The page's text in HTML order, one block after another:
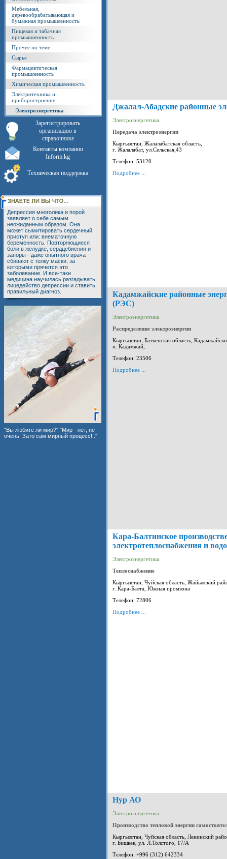
Мебельная,
деревообрабатывающая и
бумажная промышленность
Пищевая и табачная
промышленность
Прочее по теме
Сырье
Фармацевтическая
промышленность
Химическая промышленность
Электротехника и
приборостроение
Электроэнергетика
Зарегистрировать
организацию в
справочнике
Контакты компании
Inform.kg
Техническая поддержка
Депрессия многолика и порой
заявляет о себе самым
неожиданным образом. Она
может сымитировать сердечный
приступ или: внематочную
беременность. Повторяющиеся
боли в желудке, сердцебиения и
запоры - даже опытного врача
сбивают с толку маски, за
которыми прячется это
заболевание. И все-таки
медицина научилась разгадывать
лицедейство депрессии и ставить
правильный диагноз.
"Вы любите ли мир?" "Мир - нет, не
очень. Зато сам мирный процесс!.."
Джалал-Абадские районные
Электроэнергетика
Передача электроэнергии
Кыргызстан, Жалалабатская область,
г. Жалалабат, ул.Сельская,43
Телефон: 53120
Подробнее ...
Кадамжайские районные
(РЭС)
Электроэнергетика
Распределение электроэнергии
Кыргызстан, Баткенская область,
п. Кадамжай,
Телефон: 23506
Подробнее ...
Кара-Балтинское
электротеплоснабжения и
Электроэнергетика
Теплоснабжение
Кыргызстан, Чуйская область, Жайылский
г. Кара-Балта, Южная промзона
Телефон: 72806
Подробнее ...
Нур АО
Электроэнергетика
Производство тепловой энергии
Кыргызстан, Чуйская область, Ленинский
г. Бишкек, ул. Л.Толстого, 17/А
Телефон: +996 (312) 642334